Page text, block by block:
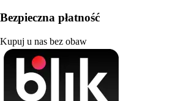
Bezpieczna płatność
Kupuj u nas bez obaw